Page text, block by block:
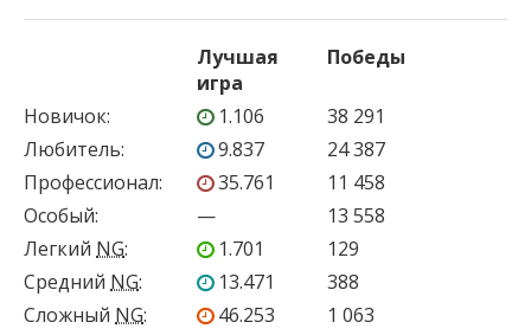
Лучшая
игра
Победы
Новичок: 1.106
38 291
Любитель: 9.837
24 387
Профессионал: 35.761
11 458
Особый: —
13 558
Легкий NG: 1.701
129
Средний NG: 13.471
388
Сложный NG: 46.253 1 063